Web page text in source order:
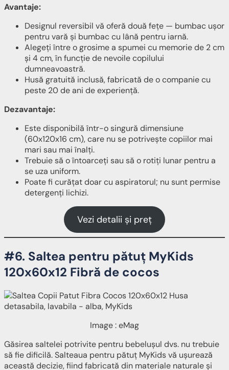
Avantaje:
Designul reversibil vă oferă două fețe — bumbac ușor
pentru vară și bumbac cu lână pentru iarnă.
Alegeți între o grosime a spumei cu memorie de 2 cm
și 4 cm, în funcție de nevoile copilului
dumneavoastră.
Husă gratuită inclusă, fabricată de o companie cu
peste 20 de ani de experiență.
Dezavantaje:
Este disponibilă într-o singură dimensiune
(60x120x16 cm), care nu se potrivește copiilor mai
mari sau mai înalți.
Trebuie să o întoarceți sau să o rotiți lunar pentru a
se uza uniform.
Poate fi curățat doar cu aspiratorul; nu sunt permise
detergenți lichizi.
Vezi detalii și preț
#6. Saltea pentru pătuț MyKids
120x60x12 Fibră de cocos
Image : eMag
Găsirea saltelei potrivite pentru bebelușul dvs. nu trebuie
să fie dificilă. Salteaua pentru pătuț MyKids vă ușurează
această decizie, fiind fabricată din materiale naturale și